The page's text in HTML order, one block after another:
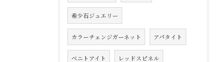
希少石ジュエリー
カラーチェンジガーネット アパタイト
ベニトアイト レッドスピネル